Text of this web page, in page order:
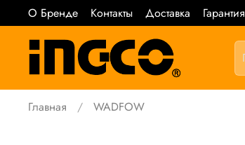
О Бренде Контакты Доставка Гарантия
Главная WADFOW